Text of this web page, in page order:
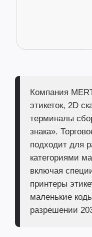
Компания
этикеток, 2D
терминалы
знака».
подходит для
категориями
включая
принтеры
маленькие
разрешении